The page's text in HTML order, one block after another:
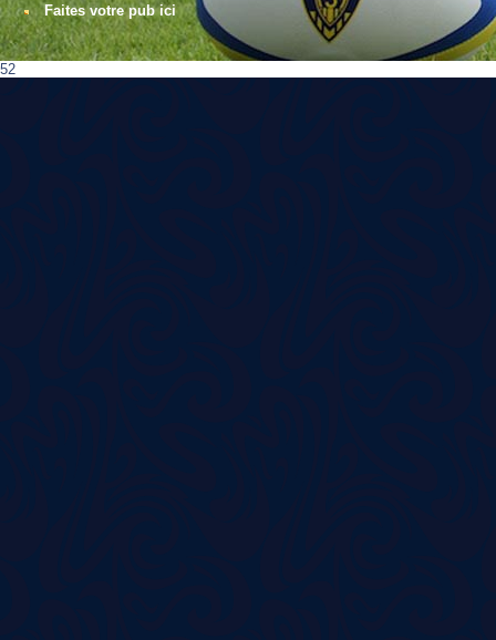
Faites votre pub ici
52